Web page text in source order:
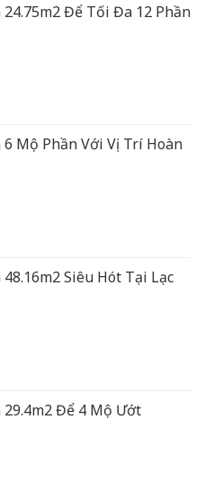
24.75m2 Để Tối Đa 12 Phần
Mộ Phần Với Vị Trí Hoàn
Siêu Hót Tại Lạc
29.4m2 Để 4 Mộ Ướt